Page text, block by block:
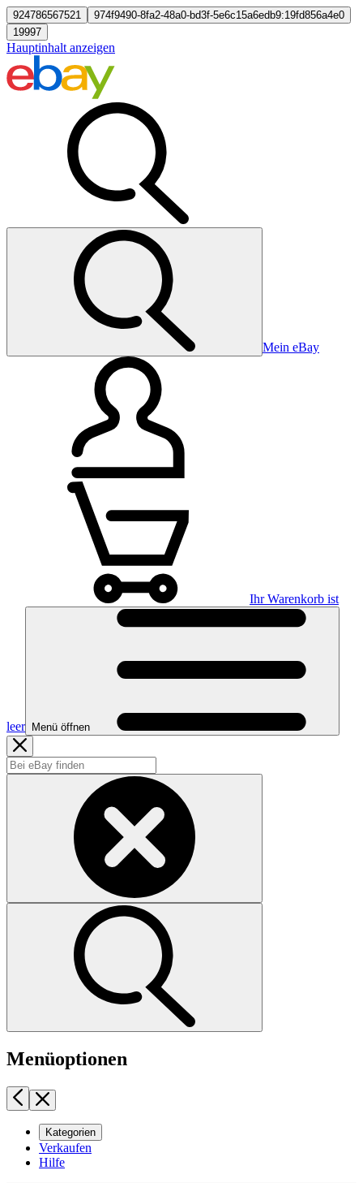
924786567521
974f9490-8fa2-48a0-bd3f-5e6c15a6edb9:19fd856a4e0
19997
Hauptinhalt anzeigen
Mein eBay
Ihr Warenkorb ist
leer Menü öffnen
Menüoptionen
Kategorien
Verkaufen
Hilfe